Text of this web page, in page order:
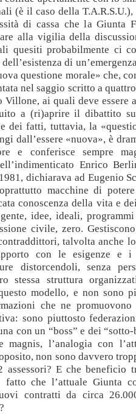
(è il caso della
di cassa che la Giunta
alla vigilia della
quesiti probabilmente ci
di
questione morale» che,
nel saggio scritto a
Villone, ai quali deve essere
a (ri)aprire il dibattito
dei fatti, tuttavia, la
dall’essere «nuova», è
e conferisce sempre
Enrico
dichiarava ad Eugenio
macchine di
conoscenza della vita e
idee, ideali,
civile, zero.
talvolta anche
con le esigenze e i
distorcendoli, senza
stessa struttura
modello, e non sono
che ne promuovono
sono piuttosto
con un “boss” e dei
magnis, l’analogia con
non sono davvero
assessori? E che beneficio
fatto che l’attuale Giunta
contratti da circa